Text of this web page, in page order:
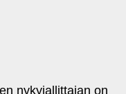
nykyjallittajan on